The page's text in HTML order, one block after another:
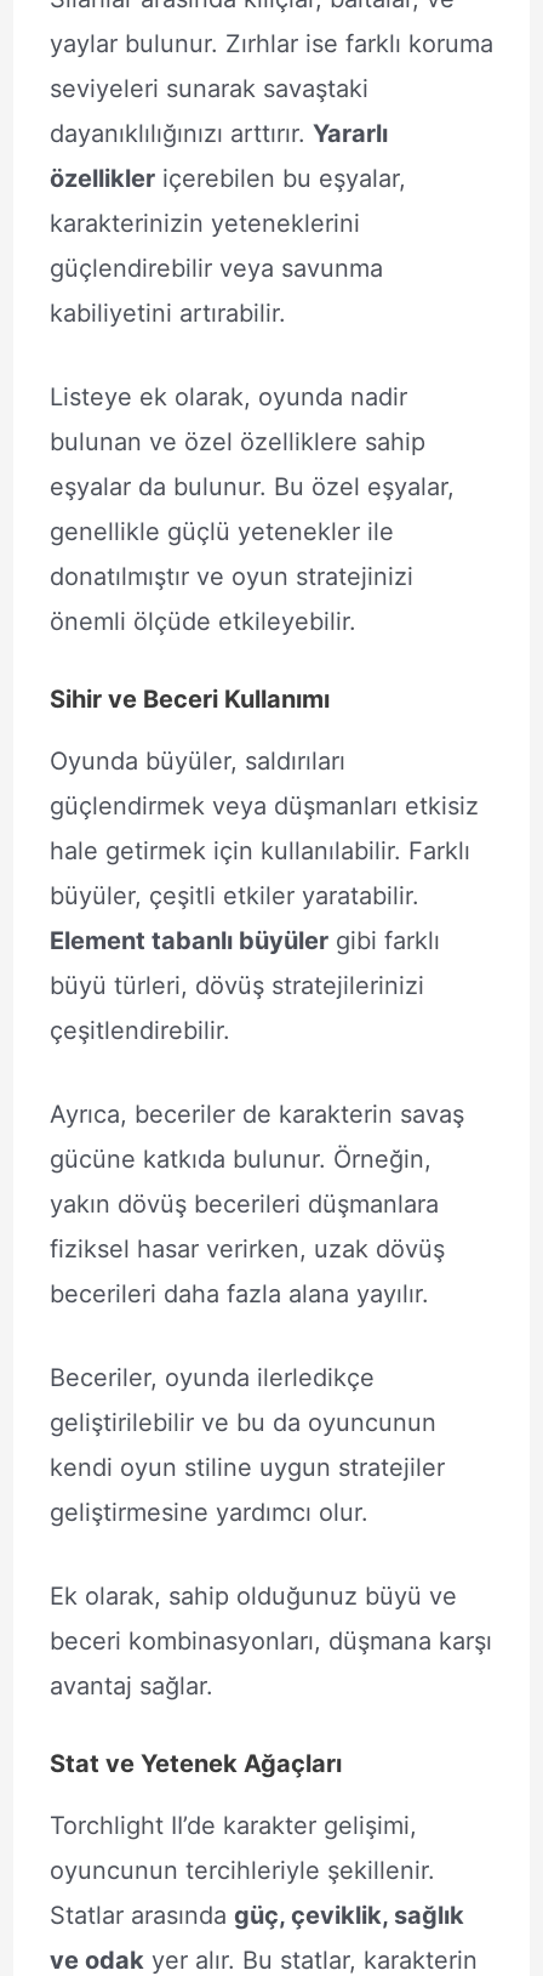
yaylar bulunur. Zırhlar ise farklı koruma
seviyeleri sunarak savaştaki
dayanıklılığınızı arttırır. Yararlı
özellikleriçerebilen bu eşyalar,
karakterinizin yeteneklerini
güçlendirebilir veya savunma
kabiliyetini artırabilir.
Listeye ek olarak, oyunda nadir
bulunan ve özel özelliklere sahip
eşyalar da bulunur. Bu özel eşyalar,
genellikle güçlü yetenekler ile
donatılmıştır ve oyun stratejinizi
önemli ölçüde etkileyebilir.
Sihir ve Beceri Kullanımı
Oyunda büyüler, saldırıları
güçlendirmek veya düşmanları etkisiz
hale getirmek için kullanılabilir. Farklı
büyüler, çeşitli etkiler yaratabilir.
Element tabanlı büyülergibi farklı
büyü türleri, dövüş stratejilerinizi
çeşitlendirebilir.
Ayrıca, beceriler de karakterin savaş
gücüne katkıda bulunur. Örneğin,
yakın dövüş becerileri düşmanlara
fiziksel hasar verirken, uzak dövüş
becerileri daha fazla alana yayılır.
Beceriler, oyunda ilerledikçe
geliştirilebilir ve bu da oyuncunun
kendi oyun stiline uygun stratejiler
geliştirmesine yardımcı olur.
Ek olarak, sahip olduğunuz büyü ve
beceri kombinasyonları, düşmana karşı
avantaj sağlar.
Stat ve Yetenek Ağaçları
Torchlight II’de karakter gelişimi,
oyuncunun tercihleriyle şekillenir.
Statlar arasında güç, çeviklik, sağlık
ve odakyer alır. Bu statlar, karakterin